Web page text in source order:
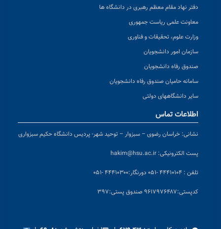
دفتر نهاد مقام معظم رهبری در دانشگاه ها
معاونت علمی ریاست جمهوری
وزارت علوم، تحقیقات و فناوری
سازمان امور دانشجویان
صندوق رفاه دانشجویان
سامانه حامیان صندوق رفاه دانشجویان
سایر دانشگاههای دولتی
اطلاعات تماس
نشانی: خراسان رضوی – سبزوار – توحید شهر- پردیس دانشگاه حکیم سبزواری
پست الکترونیکی: hakim@hsu.ac.ir
تلفن : ۴۴۴۱۰۱۰۴ -۰۵۱ دورنگار:۴۴۴۱۰۳۰۰ -۰۵۱
کدپستی:۹۶۱۷۹۷۶۴۸۷ صندوق پستی:۳۹۷